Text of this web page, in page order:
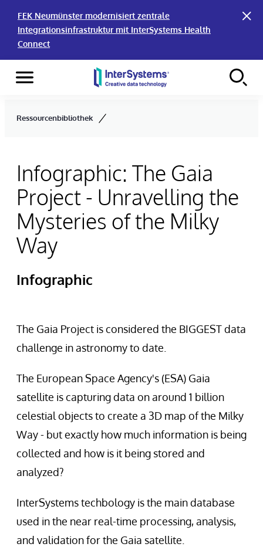
FEK Neumünster modernisiert zentrale
Integrationsinfrastruktur mit InterSystems Health
Connect
Skip to content
Menu
Ressourcenbibliothek
Infographic: The Gaia
Project - Unravelling the
Mysteries of the Milky
Way
Infographic
The Gaia Project is considered the BIGGEST data
challenge in astronomy to date.
The European Space Agency's (ESA) Gaia
satellite is capturing data on around 1 billion
celestial objects to create a 3D map of the Milky
Way - but exactly how much information is being
collected and how is it being stored and
analyzed?
InterSystems techbology is the main database
used in the near real-time processing, analysis,
and validation for the Gaia satellite.